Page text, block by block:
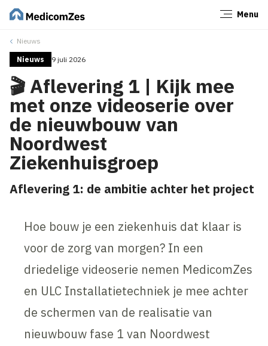
Menu
Nieuws
Nieuws 9 juli 2026
🎬 Aflevering 1 | Kijk mee
met onze videoserie over
de nieuwbouw van
Noordwest
Ziekenhuisgroep
Aflevering 1: de ambitie achter het project
Hoe bouw je een ziekenhuis dat klaar is
voor de zorg van morgen? In een
driedelige videoserie nemen MedicomZes
en ULC Installatietechniek je mee achter
de schermen van de realisatie van
nieuwbouw fase 1 van Noordwest
Sluiten